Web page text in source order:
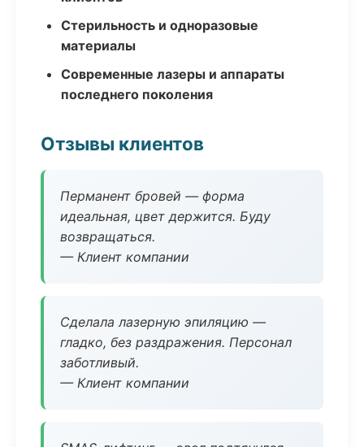
Стерильность и одноразовые
материалы
Современные лазеры и аппараты
последнего поколения
Отзывы клиентов
Перманент бровей — форма
идеальная, цвет держится. Буду
возвращаться.
— Клиент компании
Сделала лазерную эпиляцию —
гладко, без раздражения. Персонал
заботливый.
— Клиент компании